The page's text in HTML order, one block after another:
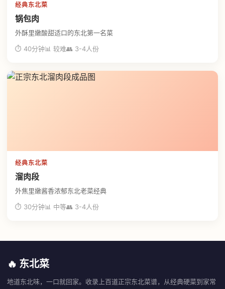
经典东北菜
锅包肉
外酥里嫩酸甜适口的东北第一名菜
⏱ 40分钟📊 较难👥 3-4人份
经典东北菜
溜肉段
外焦里嫩酱香浓郁东北老菜经典
⏱ 30分钟📊 中等👥 3-4人份
🔥 东北菜
地道东北味，一口就回家。收录上百道正宗东北菜谱，从经典硬菜到家常